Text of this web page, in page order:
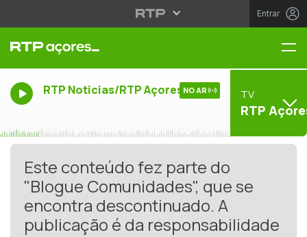
Entrar
RTP Noticias/RTP Açores NO AR TV
RTP
Este conteúdo fez parte do
"Blogue Comunidades", que se
encontra descontinuado. A
publicação é da responsabilidade